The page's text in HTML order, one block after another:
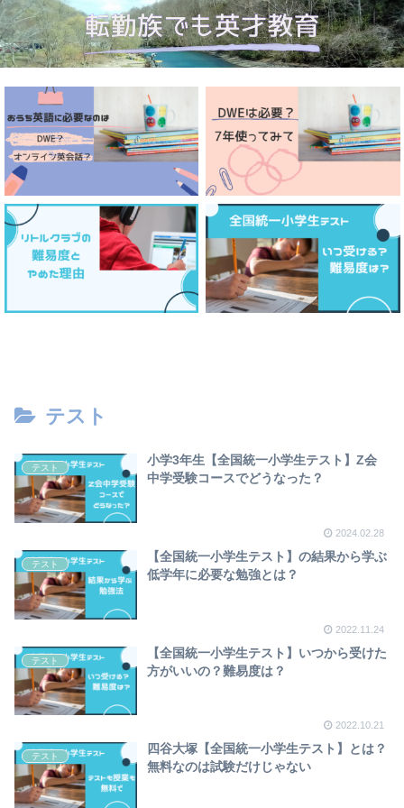
テスト
テスト
小学3年生【全国統一小学生テスト】Z会
中学受験コースでどうなった？
2024.02.28
テスト
【全国統一小学生テスト】の結果から学ぶ
低学年に必要な勉強とは？
2022.11.24
テスト
【全国統一小学生テスト】いつから受けた
方がいいの？難易度は？
2022.10.21
テスト
四谷大塚【全国統一小学生テスト】とは？
無料なのは試験だけじゃない